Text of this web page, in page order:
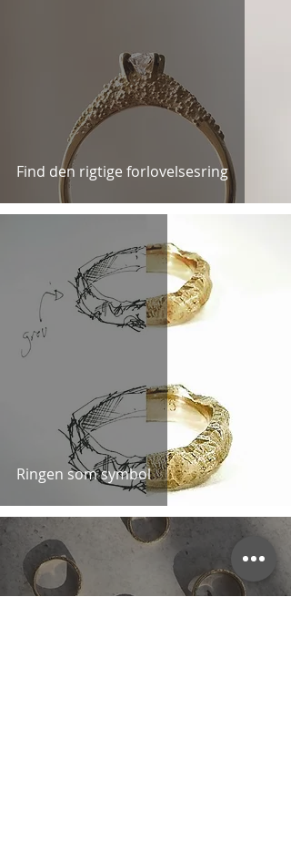
Find den rigtige forlovelsesring
Ringen som symbol